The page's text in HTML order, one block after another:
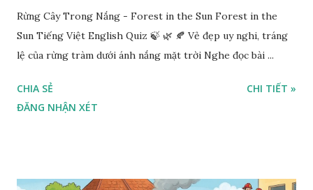
Rừng Cây Trong Nắng - Forest in the Sun Forest in the
Sun Tiếng Việt English Quiz 🍃 🌿 🍂 Vẻ đẹp uy nghi, tráng
lệ của rừng tràm dưới ánh nắng mặt trời Nghe đọc bài ...
CHIA SẺ
ĐĂNG NHẬN XÉT
CHI TIẾT »